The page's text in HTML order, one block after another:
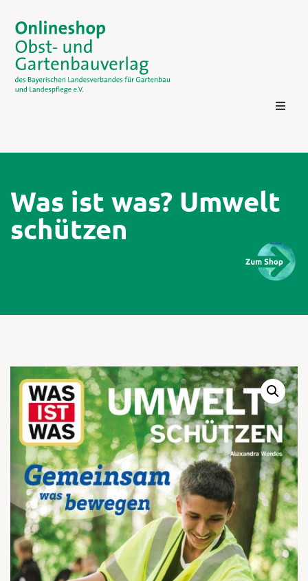
Kontakt
Zum
Was ist was? Umwelt
schützen